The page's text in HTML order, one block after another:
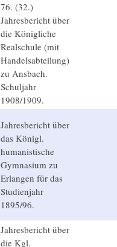
76. (32.)
Jahresbericht über
die Königliche
Realschule (mit
Handelsabteilung)
zu Ansbach.
Schuljahr
1908/1909.
Jahresbericht über
das Königl.
humanistische
Gymnasium zu
Erlangen für das
Studienjahr
1895/96.
Jahresbericht über
die Kgl.